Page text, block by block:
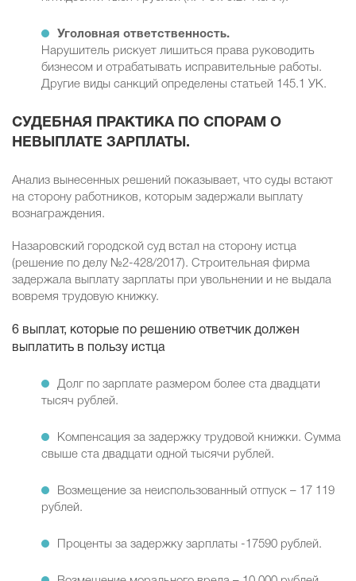
Уголовная ответственность.
Нарушитель рискует лишиться права руководить
бизнесом и отрабатывать исправительные работы.
Другие виды санкций определены статьей 145.1 УК.
СУДЕБНАЯ ПРАКТИКА ПО СПОРАМ О
НЕВЫПЛАТЕ ЗАРПЛАТЫ.
Анализ вынесенных решений показывает, что суды встают
на сторону работников, которым задержали выплату
вознаграждения.
Назаровский городской суд встал на сторону истца
(решение по делу №2-428/2017). Строительная фирма
задержала выплату зарплаты при увольнении и не выдала
вовремя трудовую книжку.
6 выплат, которые по решению ответчик должен
выплатить в пользу истца
Долг по зарплате размером более ста двадцати
тысяч рублей.
Компенсация за задержку трудовой книжки. Сумма
свыше ста двадцати одной тысячи рублей.
Возмещение за неиспользованный отпуск – 17 119
рублей.
Проценты за задержку зарплаты -17590 рублей.